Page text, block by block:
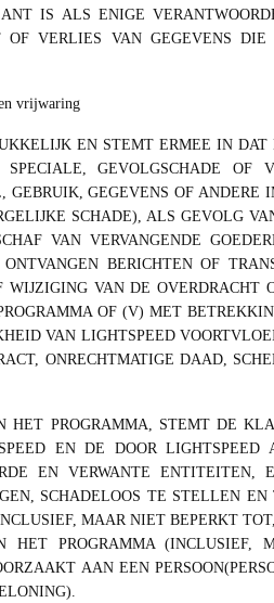
IS ALS ENIGE
VERLIES VAN GEGEVENS
vrijwaring
EN STEMT ERMEE IN
GEVOLGSCHADE OF
GEBRUIK, GEGEVENS OF
SCHADE), ALS GEVOLG
VAN VERVANGENDE
ONTVANGEN BERICHTEN OF
WIJZIGING VAN DE
OF (V) MET
VAN LIGHTSPEED
ONRECHTMATIGE DAAD,
HET PROGRAMMA, STEMT DE
EN DE DOOR
EN VERWANTE ENTITEITEN,
SCHADELOOS TE STELLEN
MAAR NIET BEPERKT
HET PROGRAMMA (INCLUSIEF,
AAN EEN